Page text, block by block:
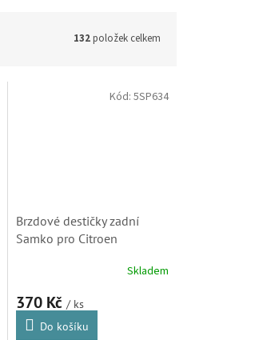
132položek celkem
Brzdové destičky zadní
Samko pro Citroen
Picasso, C3II, C4, C8, DS3,
05P868)
Skladem
370 Kč/ ks
Do košíku
Kód: 5SP634